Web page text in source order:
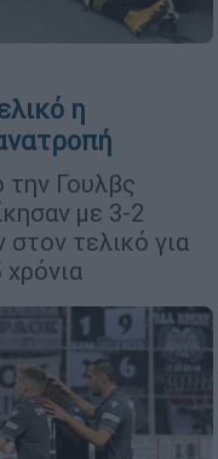
η
την Γουλβς
με 3-2
τελικό για